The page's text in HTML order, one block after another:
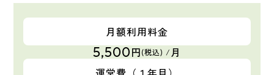
月額利用料金
5,500円(税込) /月